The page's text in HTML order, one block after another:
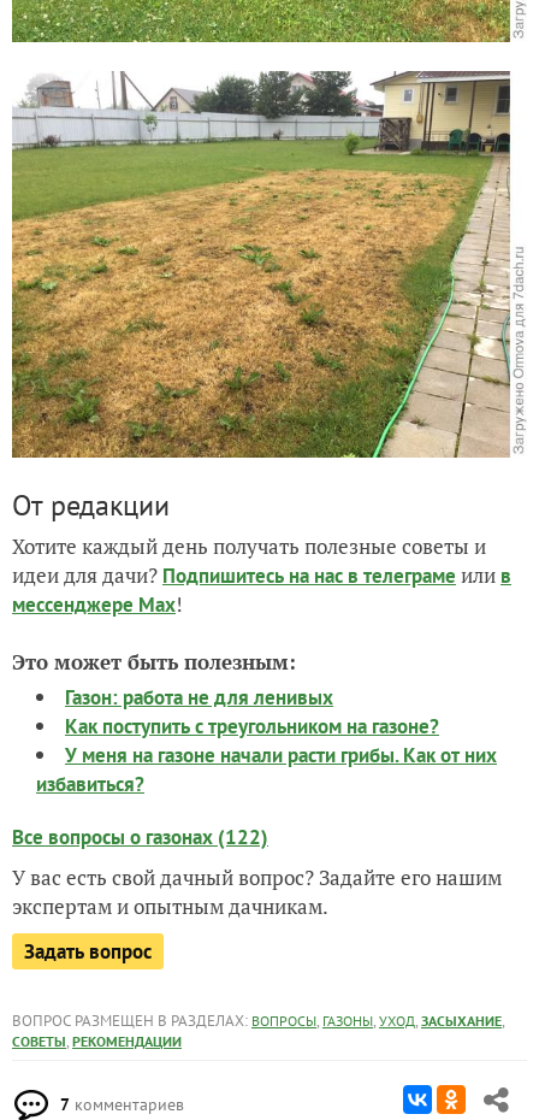
От редакции
Хотите каждый день получать полезные советы и
идеи для дачи? Подпишитесь на нас в телеграме или в
мессенджере Max!
Это может быть полезным:
Газон: работа не для ленивых
Как поступить с треугольником на газоне?
У меня на газоне начали расти грибы. Как от них
избавиться?
Все вопросы о газонах (122)
У вас есть свой дачный вопрос? Задайте его нашим
экспертам и опытным дачникам.
Задать вопрос
ВОПРОС РАЗМЕЩЕН В РАЗДЕЛАХ: ВОПРОСЫ, ГАЗОНЫ, УХОД, ЗАСЫХАНИЕ,
СОВЕТЫ, РЕКОМЕНДАЦИИ
7 комментариев